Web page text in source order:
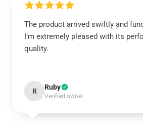
The product arrived swiftly and
I’m extremely pleased with its
quality.
R Ruby
Verified owner